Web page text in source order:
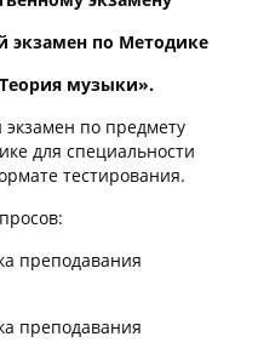
экзамен по Методике
музыки».
по предмету
для специальности
тестирования.
преподавания
преподавания